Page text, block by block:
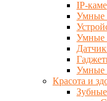
IP-
Умные
Умные
Умные
Красота и